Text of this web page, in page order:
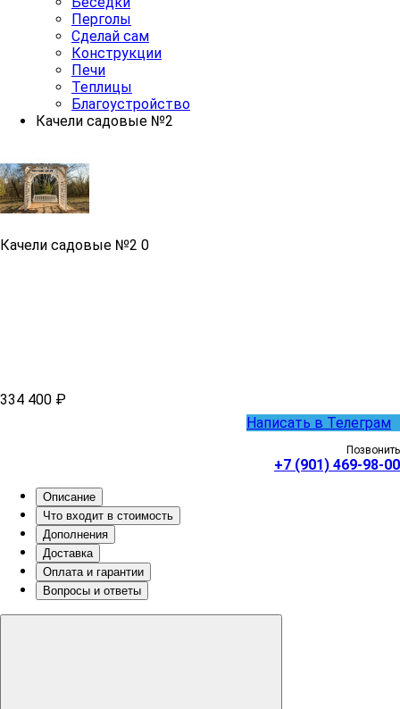
Перголы
Сделай сам
Конструкции
Печи
Теплицы
Благоустройство
Качели садовые №2
Качели садовые №2 0
334 400 ₽
Написать в Телеграм
Позвонить
+7 (901) 469-98-00
Описание
Что входит в стоимость
Дополнения
Доставка
Оплата и гарантии
Вопросы и ответы